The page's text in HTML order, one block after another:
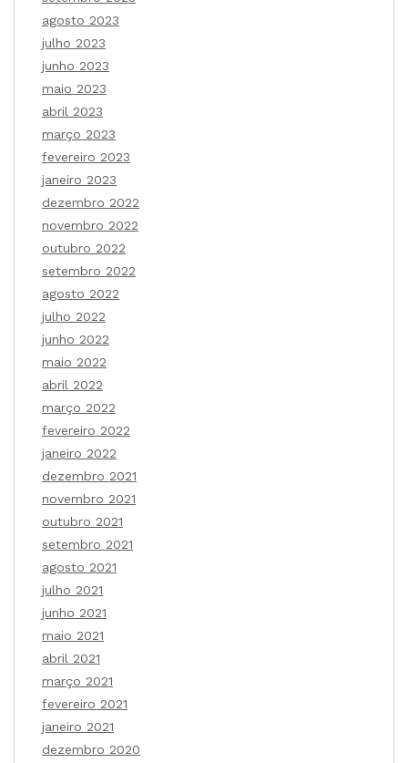
agosto 2023
julho 2023
junho 2023
maio 2023
abril 2023
março 2023
fevereiro 2023
janeiro 2023
dezembro 2022
novembro 2022
outubro 2022
setembro 2022
agosto 2022
julho 2022
junho 2022
maio 2022
abril 2022
março 2022
fevereiro 2022
janeiro 2022
dezembro 2021
novembro 2021
outubro 2021
setembro 2021
agosto 2021
julho 2021
junho 2021
maio 2021
abril 2021
março 2021
fevereiro 2021
janeiro 2021
dezembro 2020